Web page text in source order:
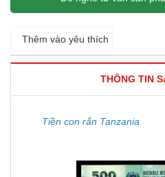
Thêm vào yêu thích
THÔNG TIN
Tiền con rắn Tanzania